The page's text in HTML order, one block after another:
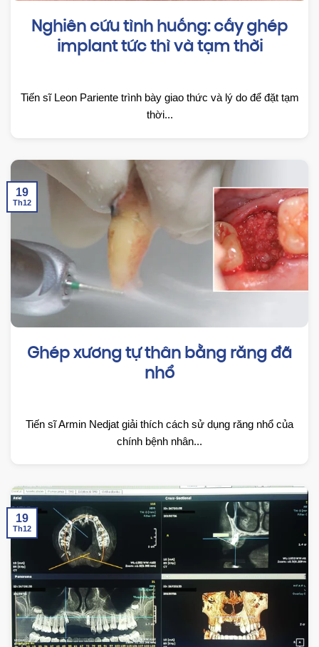
Nghiên cứu tình huống: cấy ghép
implant tức thì và tạm thời
Tiến sĩ Leon Pariente trình bày giao thức và lý do để đặt tạm
thời...
Ghép xương tự thân bằng răng đã
nhổ
Tiến sĩ Armin Nedjat giải thích cách sử dụng răng nhổ của
chính bệnh nhân...
19
Th12
19
Th12